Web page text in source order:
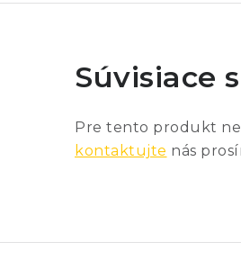
Súvisiace
Pre tento produkt
kontaktujte nás